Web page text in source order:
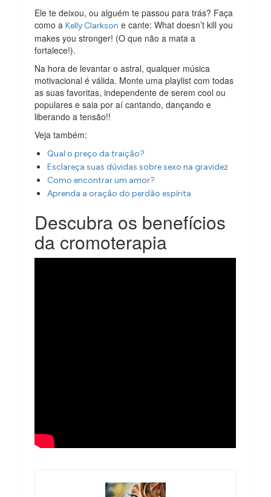
Ele te deixou, ou alguém te passou para trás? Faça
como aKelly Clarkson e cante: What doesn’t kill you
makes you stronger! (O que não a mata a
fortalece!).
Na hora de levantar o astral, qualquer música
motivacional é válida. Monte uma playlist com todas
as suas favoritas, independente de serem cool ou
populares e saia por aí cantando, dançando e
liberando a tensão!!
Veja também:
Qual o preço da traição?
Esclareça suas dúvidas sobre sexo na gravidez
Como encontrar um amor?
Aprenda a oração do perdão espírita
Descubra os benefícios
da cromoterapia